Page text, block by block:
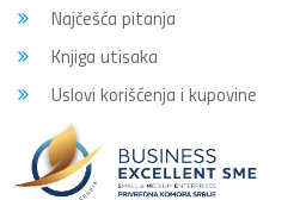
Najčešća pitanja
Knjiga utisaka
Uslovi korišćenja i kupovine